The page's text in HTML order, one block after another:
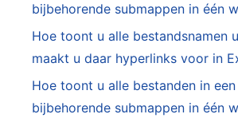
bijbehorende submappen in één
Hoe toont u alle bestandsnamen
maakt u daar hyperlinks voor in
Hoe toont u alle bestanden in
bijbehorende submappen in één